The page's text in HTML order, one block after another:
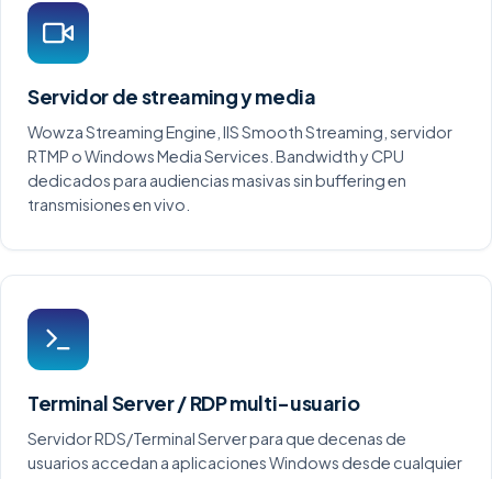
Servidor de streaming y media
Wowza Streaming Engine, IIS Smooth Streaming, servidor
RTMP o Windows Media Services. Bandwidth y CPU
dedicados para audiencias masivas sin buffering en
transmisiones en vivo.
Terminal Server / RDP multi-usuario
Servidor RDS/Terminal Server para que decenas de
usuarios accedan a aplicaciones Windows desde cualquier